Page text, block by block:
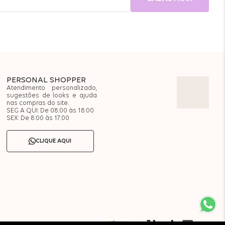
PERSONAL SHOPPER
Atendimento personalizado,
sugestões de looks e ajuda
nas compras do site.
SEG A QUI: De 08:00 às 18:00
SEX: De 8:00 às 17:00
CLIQUE AQUI